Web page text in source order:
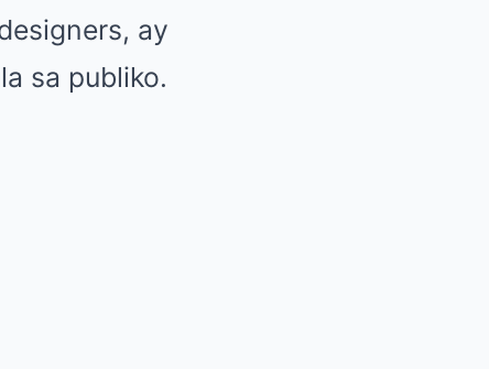
ay
sa publiko.